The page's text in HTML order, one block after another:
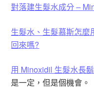
對落建生髮水成分 –
生髮水、生髮慕斯怎
回來嗎?
用 Minoxidil 生髮水長
是一定，但是個機會。